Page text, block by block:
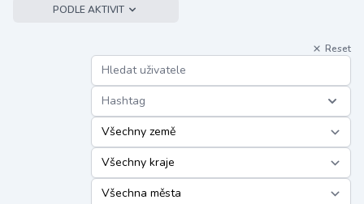
PODLE AKTIVIT
Reset
Hashtag